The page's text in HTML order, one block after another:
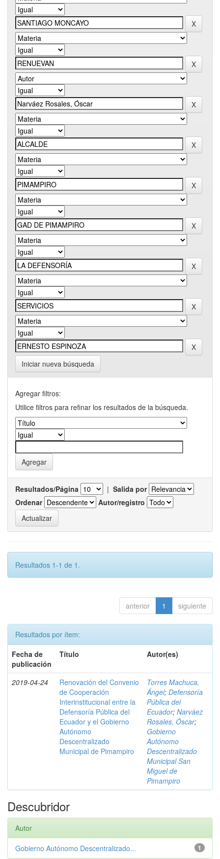
Iniciar nueva búsqueda
Agregar filtros:
Utilice filtros para refinar los resultados de la búsqueda.
Resultados/Página | Salida por
Ordenar
Autor/registro
Resultados 1-1 de 1.
anterior 1 siguiente
Resultados por ítem:
Fecha de
publicación
Título Autor(es)
2019-04-24
Renovación del Convenio
de Cooperación
Interinstitucional entre la
Defensoría Pública del
Ecuador y el Gobierno
Autónomo
Descentralizado
Municipal de Pimampiro
Torres Machuca,
Ángel; Defensoría
Pública del
Ecuador; Narváez
Rosales, Óscar;
Gobierno
Autónomo
Descentralizado
Municipal San
Miguel de
Pimampiro
Descubridor
Autor
1
Gobierno Autónomo Descentralizado...